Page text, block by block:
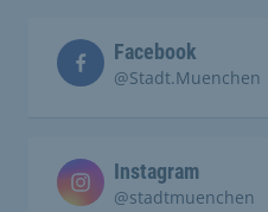
Facebook
@Stadt.Muenchen
Instagram
@stadtmuenchen